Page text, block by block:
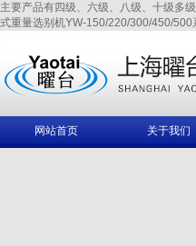
主要产品有四级、六级、八级、十级多
式重量选别机YW-150/220/300/450/
网站首页 关于我们